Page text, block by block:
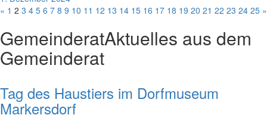
« 1 2 3 4 5 6 7 8 9 10 11 12 13 14 15 16 17 18 19 20 21 22 23 24 25 »
GemeinderatAktuelles aus dem
Gemeinderat
Tag des Haustiers im Dorfmuseum
Markersdorf